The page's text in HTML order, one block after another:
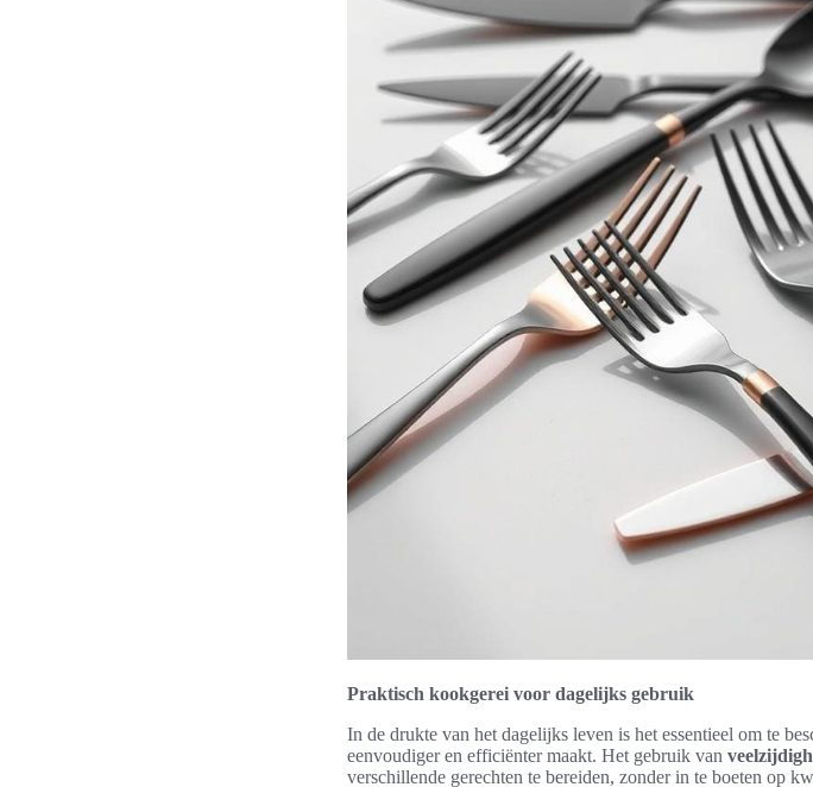
Praktisch kookgerei voor dagelijks gebruik
In de drukte van het dagelijks leven is het essentieel om te
eenvoudiger en efficiënter maakt. Het gebruik van
verschillende gerechten te bereiden, zonder in te boeten op